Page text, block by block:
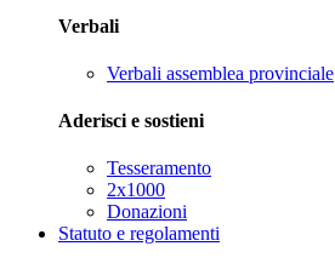
Verbali
Verbali assemblea provinciale
Aderisci e sostieni
Tesseramento
2x1000
Donazioni
Statuto e regolamenti